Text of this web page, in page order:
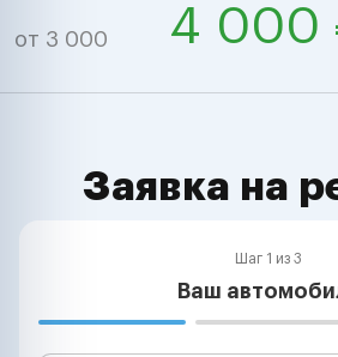
от 3 000 4 000
Заявка на
Шаг 1 из 3
Ваш